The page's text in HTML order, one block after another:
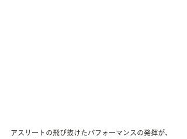
アスリートの飛び抜けたパフォーマンスの発揮が、